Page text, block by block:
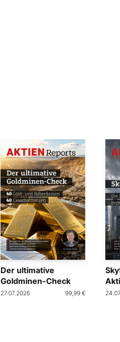
Der ultimative
Goldminen-Check
27.07.2026 99,99 €